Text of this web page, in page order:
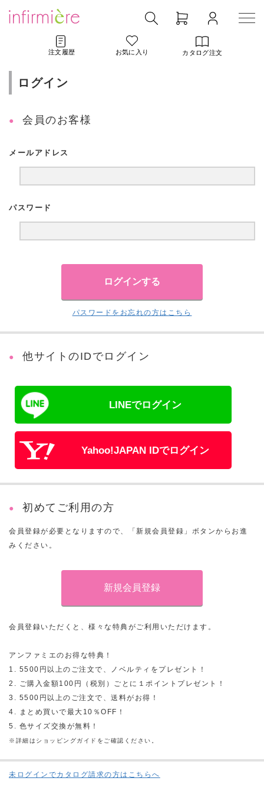
注文履歴 お気に入り カタログ注文
ログイン
会員のお客様
メールアドレス
パスワード
パスワードをお忘れの方はこちら
他サイトのIDでログイン
LINEでログイン
Yahoo!JAPAN IDでログイン
初めてご利用の方
会員登録が必要となりますので、「新規会員登録」ボタンからお進
みください。
会員登録いただくと、様々な特典がご利用いただけます。
アンファミエのお得な特典！
1. 5500円以上のご注文で、ノベルティをプレゼント！
2. ご購入金額100円（税別）ごとに１ポイントプレゼント！
3. 5500円以上のご注文で、送料がお得！
4. まとめ買いで最大10％OFF！
5. 色サイズ交換が無料！
※詳細はショッピングガイドをご確認ください。
未ログインでカタログ請求の方はこちらへ